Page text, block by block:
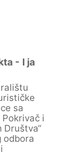
- I ja
sa
i
Društva“
odbora